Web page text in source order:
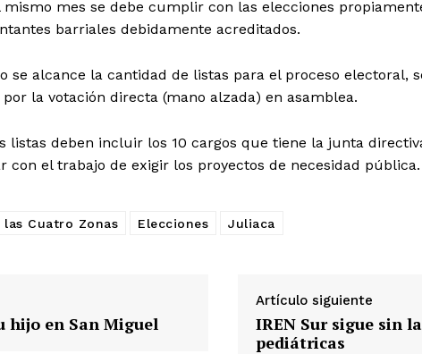
Contacto
Prensa
mismo mes se debe cumplir con las elecciones
barriales debidamente acreditados.
se alcance la cantidad de listas para el proceso electoral,
la votación directa (mano alzada) en asamblea.
listas deben incluir los 10 cargos que tiene la junta
con el trabajo de exigir los proyectos de necesidad pública.
Cuatro Zonas Elecciones Juliaca
hijo en San Miguel
Artículo siguiente
IREN Sur sigue sin
pediátricas